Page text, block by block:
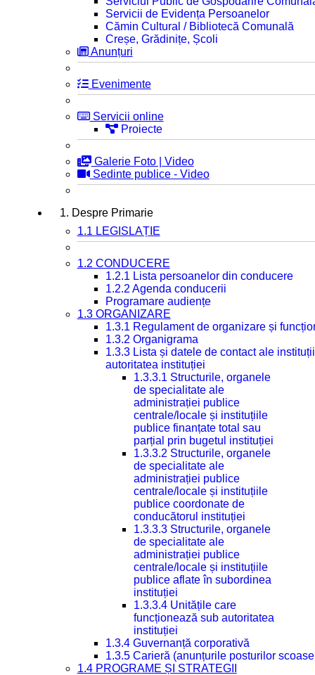
Servicii de Evidența Persoanelor
Cămin Cultural / Bibliotecă Comunală
Creșe, Grădinițe, Școli
Anunțuri
Evenimente
Servicii online
Proiecte
Galerie Foto | Video
Sedinte publice - Video
1. Despre Primarie
1.1 LEGISLAȚIE
1.2 CONDUCERE
1.2.1 Lista persoanelor din conducere
1.2.2 Agenda conducerii
Programare audiențe
1.3 ORGANIZARE
1.3.1 Regulament de organizare și
1.3.2 Organigrama
1.3.3 Lista și datele de contact ale
autoritatea instituției
1.3.3.1 Structurile, organele
de specialitate ale
administrației publice
centrale/locale și instituțiile
publice finanțate total sau
parțial prin bugetul instituției
1.3.3.2 Structurile, organele
de specialitate ale
administrației publice
centrale/locale și instituțiile
publice coordonate de
conducătorul instituției
1.3.3.3 Structurile, organele
de specialitate ale
administrației publice
centrale/locale și instituțiile
publice aflate în subordinea
instituției
1.3.3.4 Unitățile care
funcționează sub autoritatea
instituției
1.3.4 Guvernanță corporativă
1.3.5 Carieră (anunțurile posturilor
1.4 PROGRAME ȘI STRATEGII